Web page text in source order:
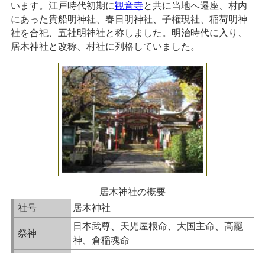
います。江戸時代初期に観音寺と共に当地へ遷座、村内
にあった貴船明神社、春日明神社、子権現社、稲荷明神
社を合祀、五社明神社と称しました。明治時代に入り、
居木神社と改称、村社に列格していました。
居木神社の概要
社号
居木神社
祭神
日本武尊、天児屋根命、大国主命、高龗
神、倉稲魂命